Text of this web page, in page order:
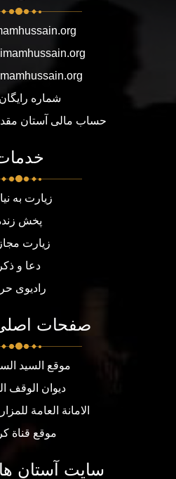
شماره رایگان
حساب مالی آستان
زیارت به
پخش
زیارت
دعا و ذکر
رادیوی
صفحات
موقع السيد
ديوان الوقف
الامانة العامة
موقع قناة
سایت آستان